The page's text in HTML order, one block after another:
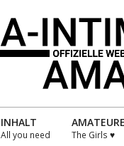
INHALT
All you need
AMATEURE
The Girls ♥